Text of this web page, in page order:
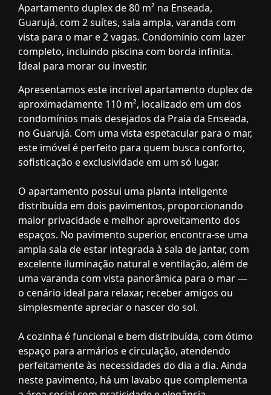
Apartamento duplex de 80 m² na Enseada,
Guarujá, com 2 suítes, sala ampla, varanda com
vista para o mar e 2 vagas. Condomínio com lazer
completo, incluindo piscina com borda infinita.
Ideal para morar ou investir.
Apresentamos este incrível apartamento duplex de
aproximadamente 110 m², localizado em um dos
condomínios mais desejados da Praia da Enseada,
no Guarujá. Com uma vista espetacular para o mar,
este imóvel é perfeito para quem busca conforto,
sofisticação e exclusividade em um só lugar.
O apartamento possui uma planta inteligente
distribuída em dois pavimentos, proporcionando
maior privacidade e melhor aproveitamento dos
espaços. No pavimento superior, encontra-se uma
ampla sala de estar integrada à sala de jantar, com
excelente iluminação natural e ventilação, além de
uma varanda com vista panorâmica para o mar —
o cenário ideal para relaxar, receber amigos ou
simplesmente apreciar o nascer do sol.
A cozinha é funcional e bem distribuída, com ótimo
espaço para armários e circulação, atendendo
perfeitamente às necessidades do dia a dia. Ainda
neste pavimento, há um lavabo que complementa